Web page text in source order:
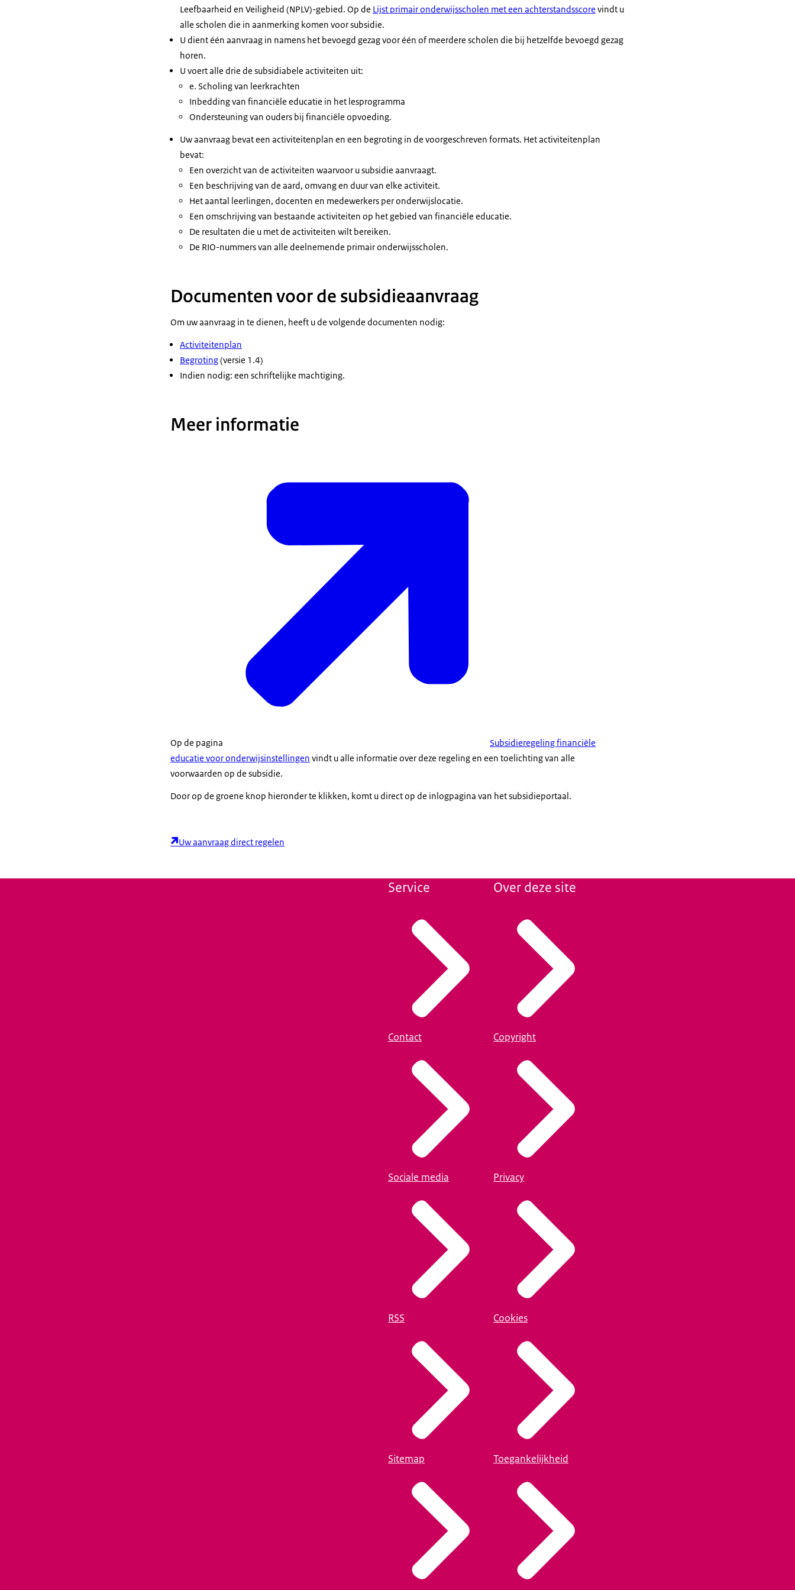
Ga naar het
Uitvoering Van Beleid.
Maak een account aan als u dat nog niet heeft.
Vraag om geregistreerd te worden als aanvrager voor Subsidieregeling Financiële educatie po.
Binnen vijf werkdagen ziet u in ‘Mijn registraties’ of uw registratie gelukt is.
: Gebruik de
Subsidieportaal
Leefbaarheid en Veiligheid (NPLV)-gebied. Op de Lijst primair onderwijsscholen met een achterstandsscore vindt u
alle scholen die in aanmerking komen voor subsidie.
U dient één aanvraag in namens het bevoegd gezag voor één of meerdere scholen die bij hetzelfde bevoegd gezag
horen.
U voert alle drie de subsidiabele activiteiten uit:
e. Scholing van leerkrachten
Inbedding van financiële educatie in het lesprogramma
Ondersteuning van ouders bij financiële opvoeding.
Uw aanvraag bevat een activiteitenplan en een begroting in de voorgeschreven formats. Het activiteitenplan
bevat:
Een overzicht van de activiteiten waarvoor u subsidie aanvraagt.
Een beschrijving van de aard, omvang en duur van elke activiteit.
Het aantal leerlingen, docenten en medewerkers per onderwijslocatie.
Een omschrijving van bestaande activiteiten op het gebied van financiële educatie.
De resultaten die u met de activiteiten wilt bereiken.
De RIO-nummers van alle deelnemende primair onderwijsscholen.
Documenten voor de subsidieaanvraag
Om uw aanvraag in te dienen, heeft u de volgende documenten nodig:
Activiteitenplan
Begroting(versie 1.4)
Indien nodig: een schriftelijke machtiging.
Meer informatie
Op de pagina
Subsidieregeling financiële
educatie voor onderwijsinstellingen vindt u alle informatie over deze regeling en een toelichting van alle
voorwaarden op de subsidie.
Door op de groene knop hieronder te klikken, komt u direct op de inlogpagina van het subsidieportaal.
Uw aanvraag direct regelen
Service
Contact
Sociale media
RSS
Sitemap
Over deze site
Copyright
Privacy
Cookies
Toegankelijkheid